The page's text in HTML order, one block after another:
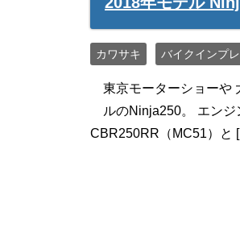
カワサキ バイクインプレ
東京モーターショーや
ルのNinja250。 エン
CBR250RR（MC51）と